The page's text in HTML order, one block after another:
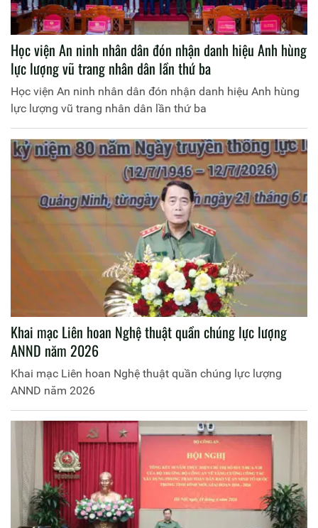
Học viện An ninh nhân dân đón nhận danh hiệu Anh hùng
lực lượng vũ trang nhân dân lần thứ ba
Học viện An ninh nhân dân đón nhận danh hiệu Anh hùng
lực lượng vũ trang nhân dân lần thứ ba
Khai mạc Liên hoan Nghệ thuật quần chúng lực lượng
ANND năm 2026
Khai mạc Liên hoan Nghệ thuật quần chúng lực lượng
ANND năm 2026